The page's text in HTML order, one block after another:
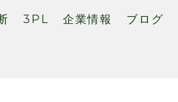
3PL 企業情報 ブログ